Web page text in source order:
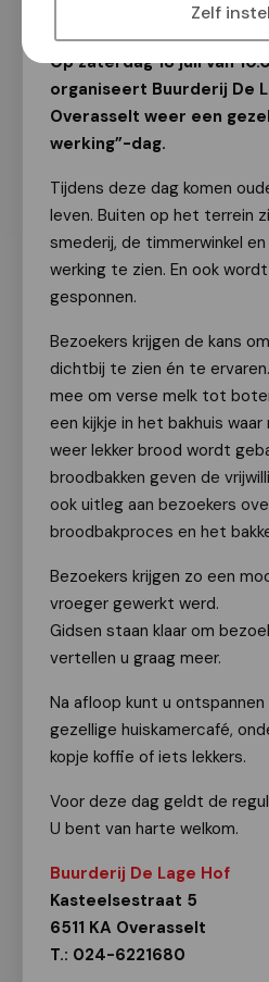
Zelf
Op zaterdag 18 juli van
organiseert Buurderij De
Overasselt weer een
werking”-dag.
Tijdens deze dag komen
leven. Buiten op het terrein
smederij, de timmerwinkel
werking te zien. En ook
gesponnen.
Bezoekers krijgen de kans
dichtbij te zien én te
mee om verse melk tot
een kijkje in het bakhuis
weer lekker brood wordt
broodbakken geven de
ook uitleg aan bezoekers
broodbakproces en het
Bezoekers krijgen zo een
vroeger gewerkt werd.
Gidsen staan klaar om
vertellen u graag meer.
Na afloop kunt u
gezellige huiskamercafé,
kopje koffie of iets lekkers.
Voor deze dag geldt de
U bent van harte welkom.
Buurderij De Lage Hof
Kasteelsestraat 5
6511 KA Overasselt
T.: 024-6221680